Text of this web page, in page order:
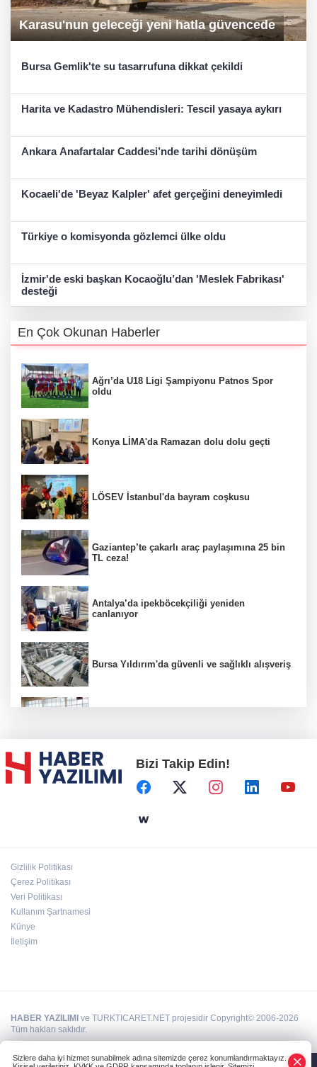
Karasu'nun geleceği yeni hatla güvencede
Bursa Gemlik'te su tasarrufuna dikkat çekildi
Harita ve Kadastro Mühendisleri: Tescil yasaya aykırı
Ankara Anafartalar Caddesi’nde tarihi dönüşüm
Kocaeli'de 'Beyaz Kalpler' afet gerçeğini deneyimledi
Türkiye o komisyonda gözlemci ülke oldu
İzmir'de eski başkan Kocaoğlu’dan 'Meslek Fabrikası'
desteği
En Çok Okunan Haberler
Ağrı’da U18 Ligi Şampiyonu Patnos Spor
oldu
Konya LİMA'da Ramazan dolu dolu geçti
LÖSEV İstanbul'da bayram coşkusu
Gaziantep’te çakarlı araç paylaşımına 25 bin
TL ceza!
Antalya’da ipekböcekçiliği yeniden
canlanıyor
Bursa Yıldırım'da güvenli ve sağlıklı alışveriş
Başkent'in göletlerinde temizlik ve bakım
sürüyor
Bizi Takip Edin!
Gizlilik Politikası
Çerez Politikası
Veri Politikası
Kullanım Şartnamesi
Künye
İletişim
HABER YAZILIMI ve TURKTICARET.NET projesidir Copyright© 2006-2026
Tüm hakları saklıdır.
Sizlere daha iyi hizmet sunabilmek adına sitemizde çerez konumlandırmaktayız.